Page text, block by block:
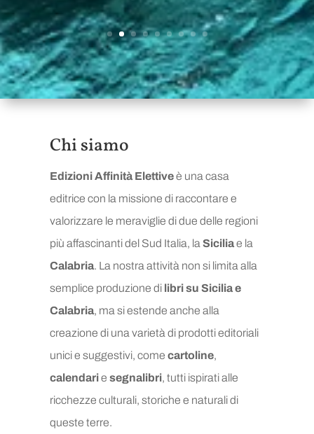
Chi siamo
Edizioni Affinità Elettiveè una casa
editrice con la missione di raccontare e
valorizzare le meraviglie di due delle regioni
più affascinanti del Sud Italia, laSiciliae la
Calabria. La nostra attività non si limita alla
semplice produzione di libri su Sicilia e
Calabria, ma si estende anche alla
creazione di una varietà di prodotti editoriali
unici e suggestivi, comecartoline,
calendariesegnalibri, tutti ispirati alle
ricchezze culturali, storiche e naturali di
queste terre.